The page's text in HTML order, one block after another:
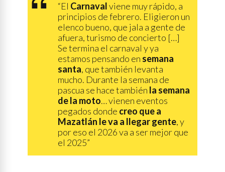
“El Carnavalviene muy rápido, a
principios de febrero. Eligieron un
elenco bueno, que jala a gente de
afuera, turismo de concierto […]
Se termina el carnaval y ya
estamos pensando en semana
santa, que también levanta
mucho. Durante la semana de
pascua se hace también la semana
de la moto… vienen eventos
pegados donde creo que a
Mazatlán le va a llegar gente, y
por eso el 2026 va a ser mejor que
el 2025”